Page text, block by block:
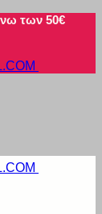
των 50€